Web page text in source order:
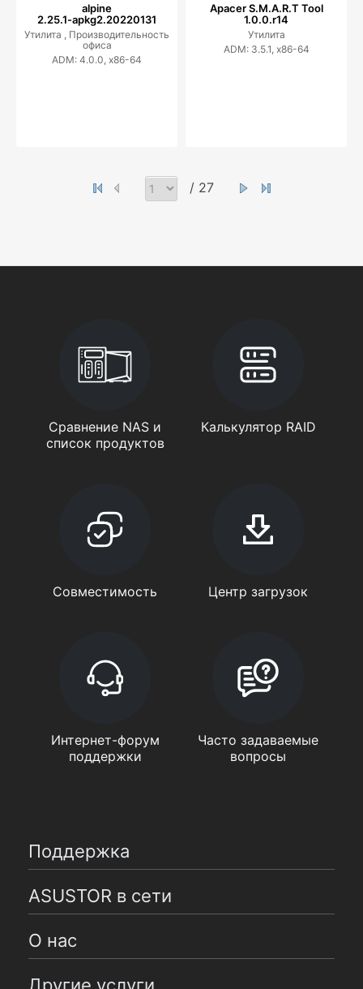
alpine
2.25.1-apkg2.20220131
Утилита , Производительность
офиса
ADM: 4.0.0, x86-64
Apacer S.M.A.R.T Tool
1.0.0.r14
Утилита
ADM: 3.5.1, x86-64
/ 27
Сравнение NAS и
список продуктов
Калькулятор RAID
Совместимость Центр загрузок
Интернет-форум
поддержки
Часто задаваемые
вопросы
Поддержка
ASUSTOR в сети
О нас
Другие услуги